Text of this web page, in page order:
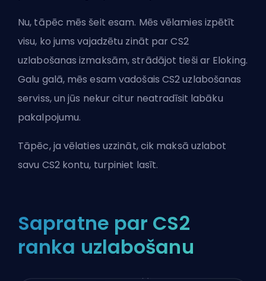
Nu, tāpēc mēs šeit esam. Mēs vēlamies izpētīt
visu, ko jums vajadzētu zināt par CS2
uzlabošanas izmaksām, strādājot tieši ar Eloking.
Galu galā, mēs esam vadošais CS2 uzlabošanas
serviss, un jūs nekur citur neatradīsit labāku
pakalpojumu.
Tāpēc, ja vēlaties uzzināt, cik maksā uzlabot
savu CS2 kontu, turpiniet lasīt.
Sapratne par CS2
ranka uzlabošanu